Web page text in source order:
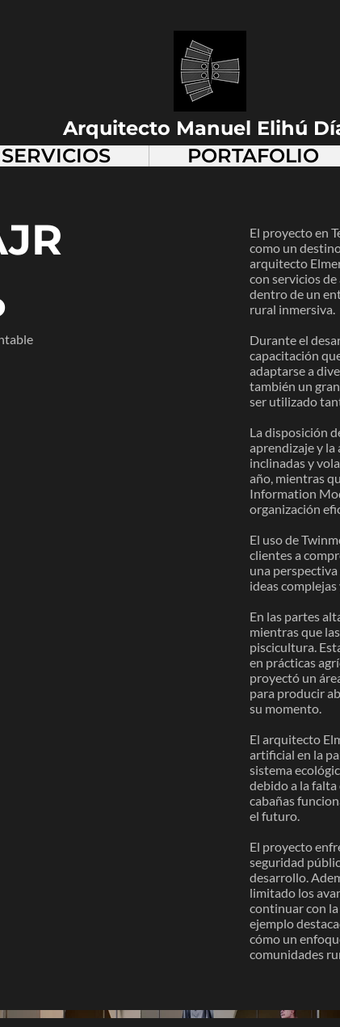
Arquitecto Manuel Elihú
SERVICIOS PORTAFOLIO
El proyecto en
como un
arquitecto
con servicios
dentro de un
rural inmersiva.
Durante el
capacitación
adaptarse a
también un
ser utilizado
La disposición
aprendizaje y la
inclinadas y
año, mientras
Information
organización
El uso de
clientes a
una
ideas
En las partes
mientras que
piscicultura.
en prácticas
proyectó un
para producir
su momento.
El arquitecto
artificial en la
sistema
debido a la
cabañas
el futuro.
El proyecto
seguridad
desarrollo.
limitado los
continuar con
ejemplo
cómo un
comunidades